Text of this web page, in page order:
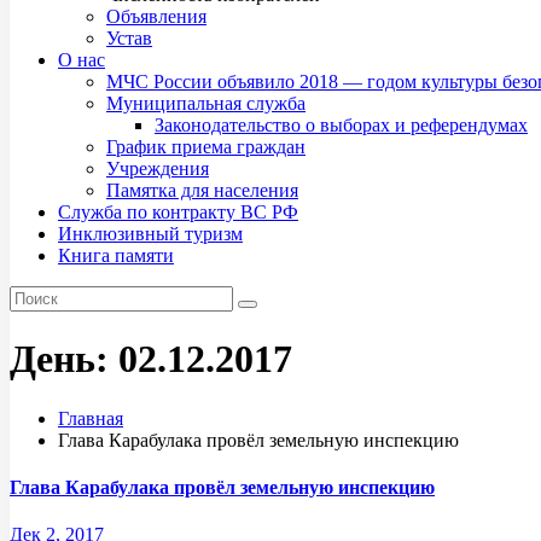
Объявления
Устав
О нас
МЧС России объявило 2018 — годом культуры
Муниципальная служба
Законодательство о выборах и референдумах
График приема граждан
Учреждения
Памятка для населения
Служба по контракту ВС РФ
Инклюзивный туризм
Книга памяти
День: 02.12.2017
Главная
Глава Карабулака провёл земельную инспекцию
Глава Карабулака провёл земельную инспекцию
Дек 2, 2017